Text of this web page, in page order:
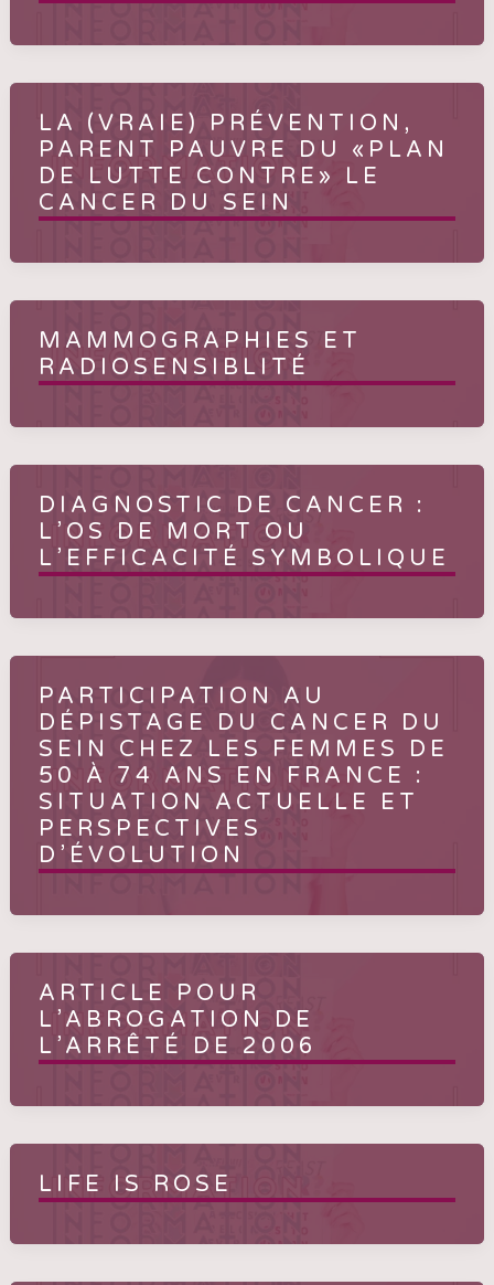
LA (VRAIE) PRÉVENTION,
PARENT PAUVRE DU «PLAN
DE LUTTE CONTRE» LE
CANCER DU SEIN
MAMMOGRAPHIES ET
RADIOSENSIBLITÉ
DIAGNOSTIC DE CANCER :
L’OS DE MORT OU
L’EFFICACITÉ SYMBOLIQUE
PARTICIPATION AU
DÉPISTAGE DU CANCER DU
SEIN CHEZ LES FEMMES DE
50 À 74 ANS EN FRANCE :
SITUATION ACTUELLE ET
PERSPECTIVES
D’ÉVOLUTION
ARTICLE POUR
L’ABROGATION DE
L’ARRÊTÉ DE 2006
LIFE IS ROSE